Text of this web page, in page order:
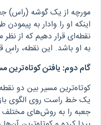
مورچه از یک گوشه (راس)
اینکه او را وادار به پیمودن
نقطه‌ای قرار دهیم که از
به او باشد. این نقطه،
گام دوم: یافتن
کوتاه‌ترین مسیر بین دو
یک خط راست روی الگوی
جعبه را به روش‌های مختلف